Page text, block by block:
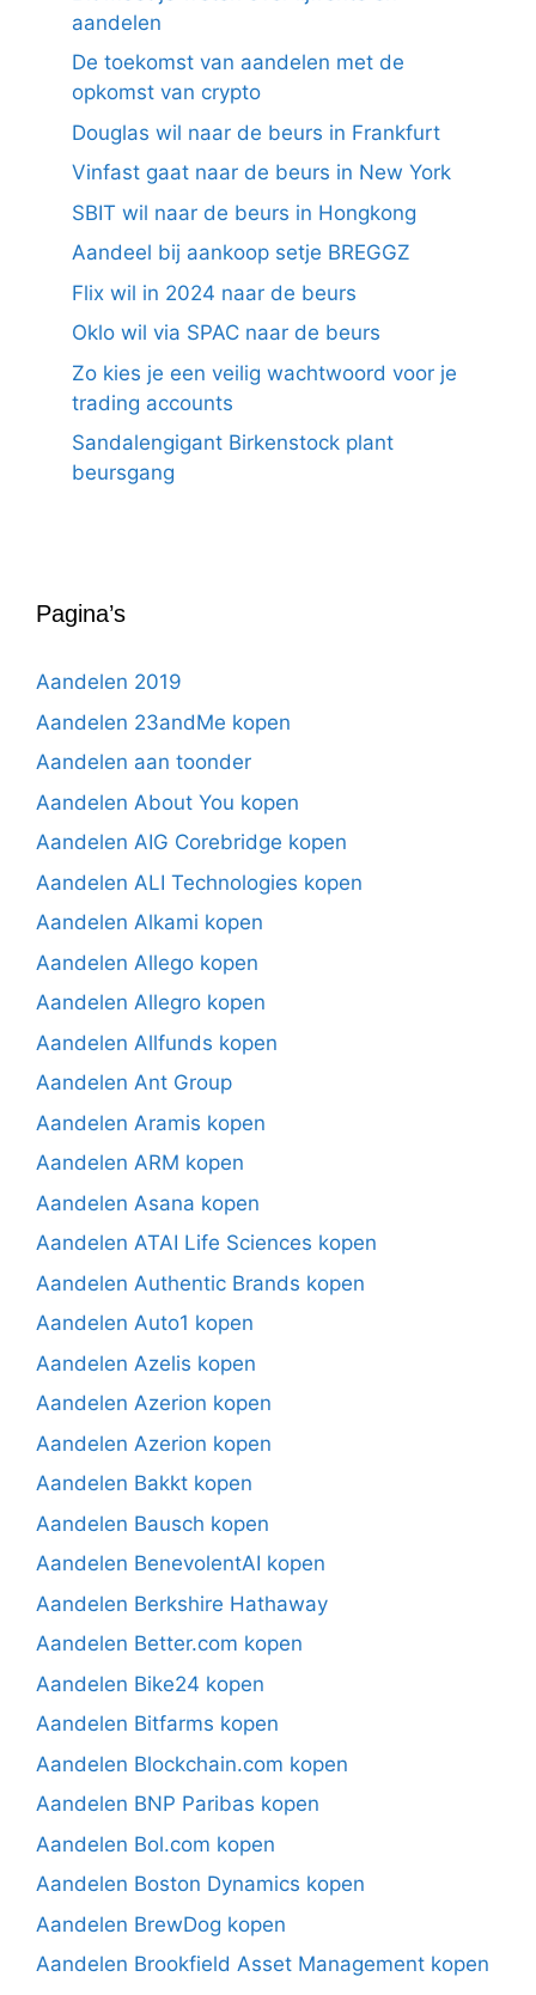
aandelen
De toekomst van aandelen met de
opkomst van crypto
Douglas wil naar de beurs in Frankfurt
Vinfast gaat naar de beurs in New York
SBIT wil naar de beurs in Hongkong
Aandeel bij aankoop setje BREGGZ
Flix wil in 2024 naar de beurs
Oklo wil via SPAC naar de beurs
Zo kies je een veilig wachtwoord voor je
trading accounts
Sandalengigant Birkenstock plant
beursgang
Pagina’s
Aandelen 2019
Aandelen 23andMe kopen
Aandelen aan toonder
Aandelen About You kopen
Aandelen AIG Corebridge kopen
Aandelen ALI Technologies kopen
Aandelen Alkami kopen
Aandelen Allego kopen
Aandelen Allegro kopen
Aandelen Allfunds kopen
Aandelen Ant Group
Aandelen Aramis kopen
Aandelen ARM kopen
Aandelen Asana kopen
Aandelen ATAI Life Sciences kopen
Aandelen Authentic Brands kopen
Aandelen Auto1 kopen
Aandelen Azelis kopen
Aandelen Azerion kopen
Aandelen Azerion kopen
Aandelen Bakkt kopen
Aandelen Bausch kopen
Aandelen BenevolentAI kopen
Aandelen Berkshire Hathaway
Aandelen Better.com kopen
Aandelen Bike24 kopen
Aandelen Bitfarms kopen
Aandelen Blockchain.com kopen
Aandelen BNP Paribas kopen
Aandelen Bol.com kopen
Aandelen Boston Dynamics kopen
Aandelen BrewDog kopen
Aandelen Brookfield Asset Management kopen